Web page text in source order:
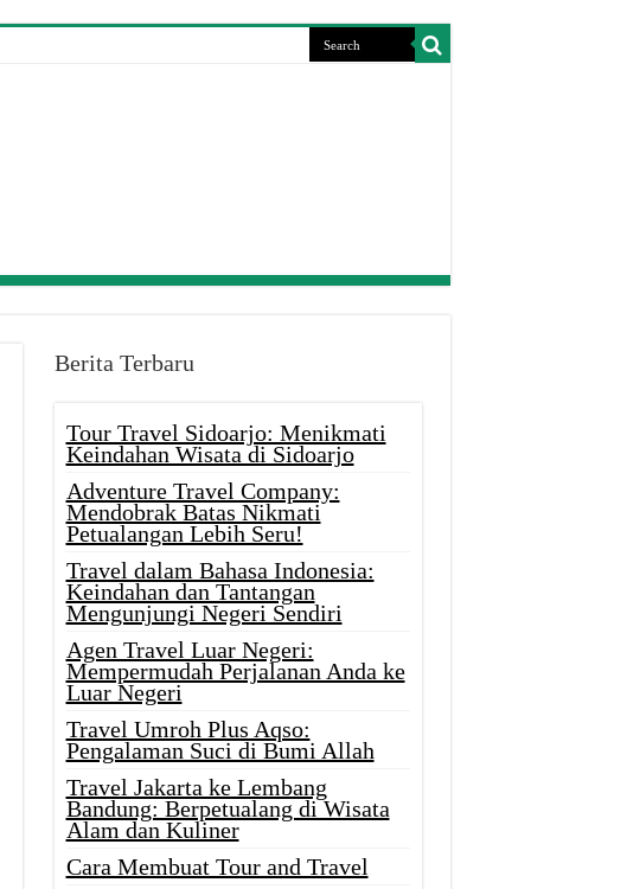
Berita Terbaru
Tour Travel Sidoarjo: Menikmati
Keindahan Wisata di Sidoarjo
Adventure Travel Company:
Mendobrak Batas Nikmati
Petualangan Lebih Seru!
Travel dalam Bahasa Indonesia:
Keindahan dan Tantangan
Mengunjungi Negeri Sendiri
Agen Travel Luar Negeri:
Mempermudah Perjalanan Anda ke
Luar Negeri
Travel Umroh Plus Aqso:
Pengalaman Suci di Bumi Allah
Travel Jakarta ke Lembang
Bandung: Berpetualang di Wisata
Alam dan Kuliner
Cara Membuat Tour and Travel